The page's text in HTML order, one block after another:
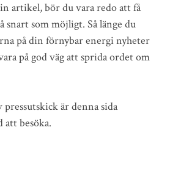
artikel, bör du vara redo att få
snart som möjligt. Så länge du
på din förnybar energi nyheter
på god väg att sprida ordet om
är denna sida
att besöka.